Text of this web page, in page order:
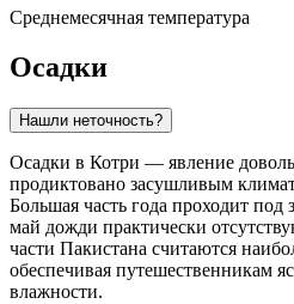
Среднемесячная температура
Осадки
Нашли неточность?
Осадки в Котри — явление
продиктовано засушливым
Большая часть года проходит под
май дожди практически
части Пакистана считаются
обеспечивая путешественникам
влажности.